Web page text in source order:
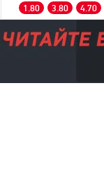
1.80 3.80 4.70